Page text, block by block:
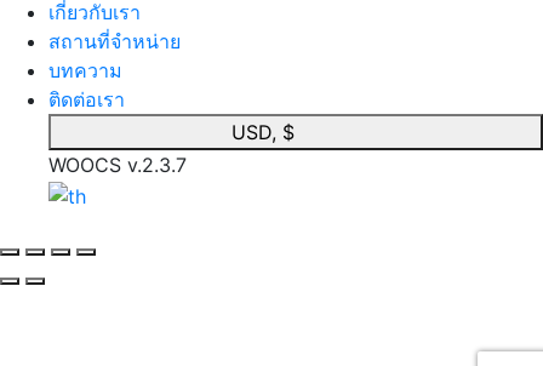
เกี่ยวกับเรา
สถานที่จำหน่าย
บทความ
ติดต่อเรา
USD, $
WOOCS v.2.3.7